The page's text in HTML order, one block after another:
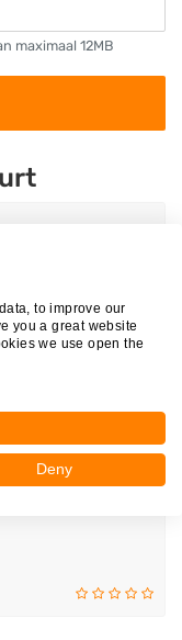
maximaal 12MB
to improve our
you a great website
we use open the
Deny